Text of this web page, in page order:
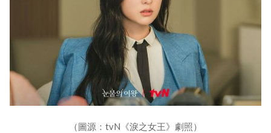
（圖源：tvN《淚之女王》劇照）